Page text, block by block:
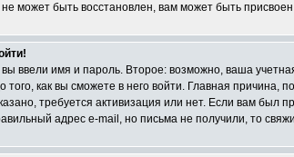
может быть восстановлен, вам может быть
ввели имя и пароль. Второе: возможно, ваша
как вы сможете в него войти. Главная
требуется активизация или нет. Если вам был
адрес e-mail, но письма не получили, то